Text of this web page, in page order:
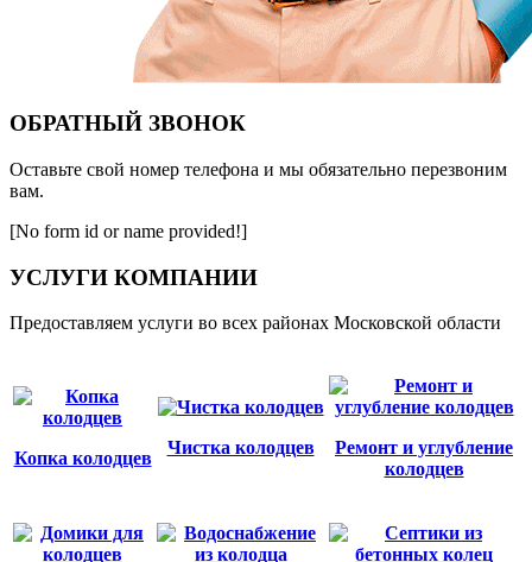
ОБРАТНЫЙ ЗВОНОК
Оставьте свой номер телефона и мы обязательно перезвоним
вам.
[No form id or name provided!]
УСЛУГИ КОМПАНИИ
Предоставляем услуги во всех районах Московской области
Копка колодцев
Чистка колодцев
Ремонт и углубление
колодцев